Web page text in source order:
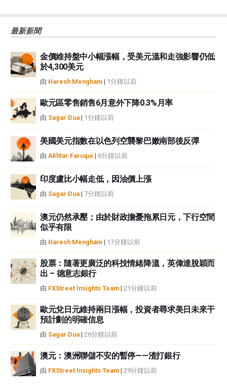
觀點，並不代表FXStreet或其廣告商的官方政策或立場。作者不對本頁連結的
如果文章正文中沒有明確提到，在撰寫本文時，作者在本文中提到的任何股票
中都沒有頭寸，也沒有與文中提到的任何公司有業務關係。除了FXStreet，作
者沒有收到撰寫這篇文章的報酬。
性不作任何陳述。FXStreet和作者將不承擔任何錯誤，遺漏或任何損失，傷害
或損害由此資訊及其顯示或使用引起的。錯誤和遺漏除外。本文作者和
FXStreet並非註冊投資顧問，本文內容無意提供任何投資建議。
最新新聞
金價維持盤中小幅漲幅，受美元溫和走強影響仍低
於4,300美元
由 Haresh Menghani | 1分鐘以前
歐元區零售銷售6月意外下降0.3%月率
由 Sagar Dua | 1分鐘以前
美國美元指數在以色列空襲黎巴嫩南部後反彈
由 Akhtar Faruqui | 6分鐘以前
印度盧比小幅走低，因油價上漲
由 Sagar Dua | 7分鐘以前
澳元仍然承壓；由於財政擔憂拖累日元，下行空間
似乎有限
由 Haresh Menghani | 17分鐘以前
股票：隨著更廣泛的科技情緒降溫，英偉達脫穎而
出 – 德意志銀行
由 FXStreet Insights Team | 21分鐘以前
歐元兌日元維持兩日漲幅，投資者尋求美日未來干
預計劃的明確信息
由 Sagar Dua | 26分鐘以前
澳元：澳洲聯儲不安的暫停——渣打銀行
由 FXStreet Insights Team | 29分鐘以前